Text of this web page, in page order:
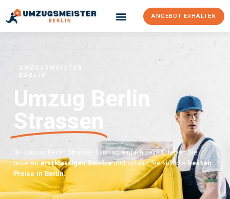
ANGEBOT ERHALTEN
UMZUGSMEISTER
BERLIN
Umzug Berlin
Strassen
Ihr Umzug Berlin Strassen kann so einfach sein! Erleben Sie
unserenerstklassigen Serviceund sichern Sie sich die besten
Preise in Berlin.